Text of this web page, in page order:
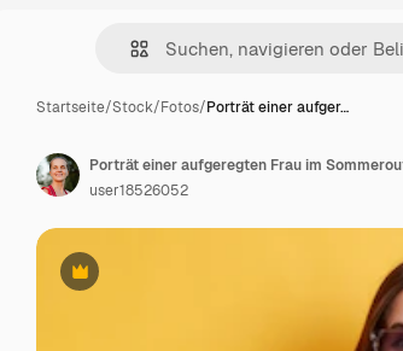
Startseite/Stock/Fotos/Porträt einer aufger…
Premium
user18526052